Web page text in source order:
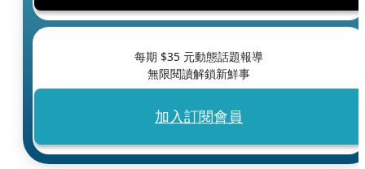
每期 $35 元動態話題報導
無限閱讀解鎖新鮮事
加入訂閱會員